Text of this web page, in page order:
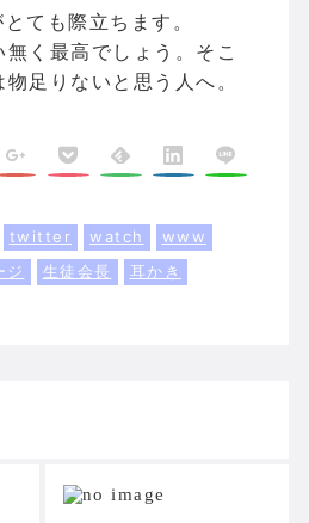
ても際立ちます。
く最高でしょう。そこ
足りないと思う人へ。
twitter watch
www
ジ 生徒会長 耳かき